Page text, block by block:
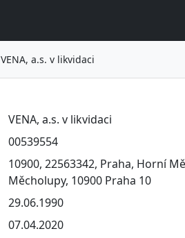
VENA, a.s. v likvidaci
VENA, a.s. v likvidaci
00539554
10900, 22563342, Praha, Horní
Měcholupy, 10900 Praha 10
29.06.1990
07.04.2020